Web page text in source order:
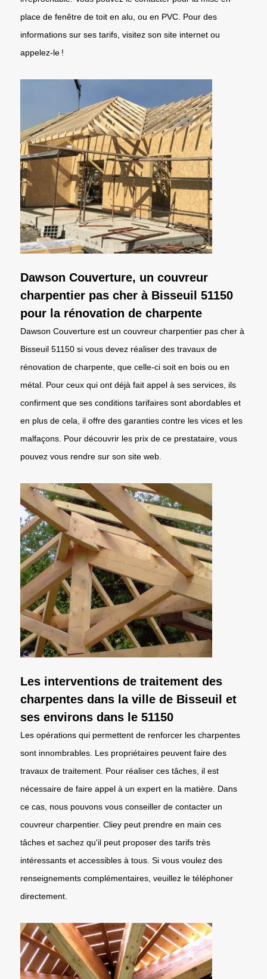
place de fenêtre de toit en alu, ou en PVC. Pour des
informations sur ses tarifs, visitez son site internet ou
appelez-le !
Dawson Couverture, un couvreur
charpentier pas cher à Bisseuil 51150
pour la rénovation de charpente
Dawson Couverture est un couvreur charpentier pas cher à
Bisseuil 51150 si vous devez réaliser des travaux de
rénovation de charpente, que celle-ci soit en bois ou en
métal. Pour ceux qui ont déjà fait appel à ses services, ils
confirment que ses conditions tarifaires sont abordables et
en plus de cela, il offre des garanties contre les vices et les
malfaçons. Pour découvrir les prix de ce prestataire, vous
pouvez vous rendre sur son site web.
Les interventions de traitement des
charpentes dans la ville de Bisseuil et
ses environs dans le 51150
Les opérations qui permettent de renforcer les charpentes
sont innombrables. Les propriétaires peuvent faire des
travaux de traitement. Pour réaliser ces tâches, il est
nécessaire de faire appel à un expert en la matière. Dans
ce cas, nous pouvons vous conseiller de contacter un
couvreur charpentier. Cliey peut prendre en main ces
tâches et sachez qu'il peut proposer des tarifs très
intéressants et accessibles à tous. Si vous voulez des
renseignements complémentaires, veuillez le téléphoner
directement.